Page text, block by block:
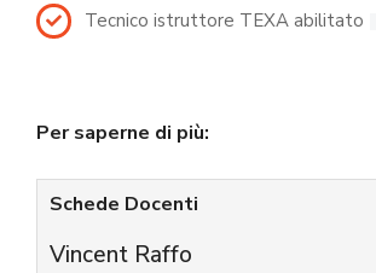
Tecnico istruttore TEXA abilitato
Per saperne di più:
Schede Docenti
Vincent Raffo